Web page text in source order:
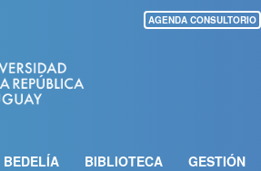
AGENDA CONSULTORIO
BEDELÍA BIBLIOTECA GESTIÓN